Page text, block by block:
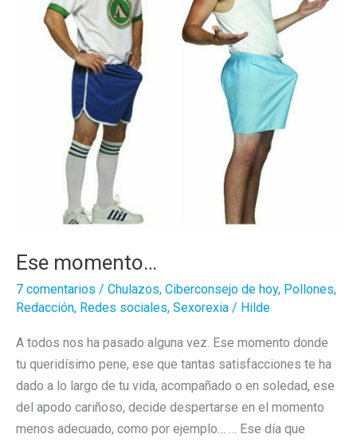
Ese momento…
7 comentarios / Chulazos, Ciberconsejo de hoy, Pollones,
Redacción, Redes sociales, Sexorexia / Hilde
A todos nos ha pasado alguna vez. Ese momento donde
tu queridísimo pene, ese que tantas satisfacciones te ha
dado a lo largo de tu vida, acompañado o en soledad, ese
del apodo cariñoso, decide despertarse en el momento
menos adecuado, como por ejemplo… … Ese día que